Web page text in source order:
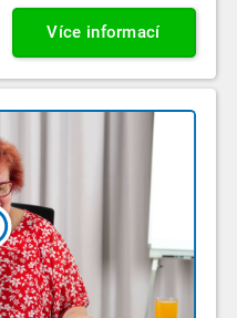
Více informací